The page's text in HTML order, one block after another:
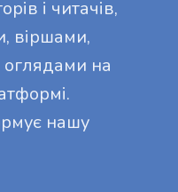
і читачів,
віршами,
оглядами на
нашу